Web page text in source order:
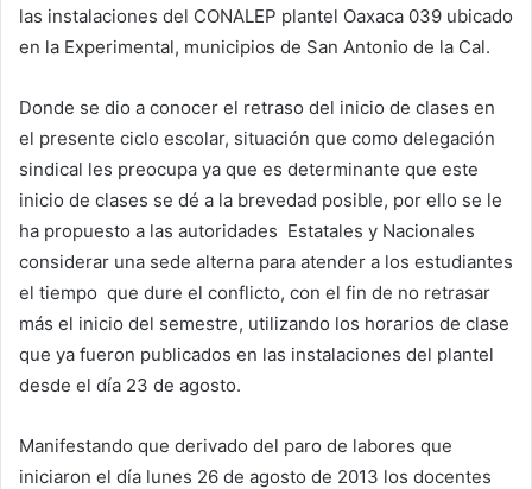
las instalaciones del CONALEP plantel Oaxaca 039 ubicado
en la Experimental, municipios de San Antonio de la Cal.
Donde se dio a conocer el retraso del inicio de clases en
el presente ciclo escolar, situación que como delegación
sindical les preocupa ya que es determinante que este
inicio de clases se dé a la brevedad posible, por ello se le
ha propuesto a las autoridades Estatales y Nacionales
considerar una sede alterna para atender a los estudiantes
el tiempo que dure el conflicto, con el fin de no retrasar
más el inicio del semestre, utilizando los horarios de clase
que ya fueron publicados en las instalaciones del plantel
desde el día 23 de agosto.
Manifestando que derivado del paro de labores que
iniciaron el día lunes 26 de agosto de 2013 los docentes